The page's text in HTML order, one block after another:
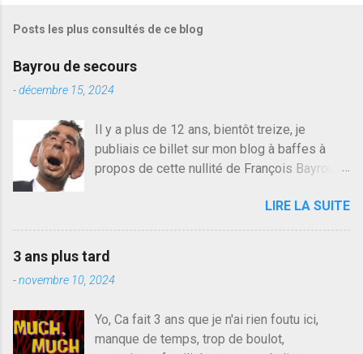
t
e
r
u
m
m
e
n
r
e
Posts les plus consultés de ce blog
Bayrou de secours
-décembre 15, 2024
Il y a plus de 12 ans, bientôt treize, je
publiais ce billet sur mon blog à baffes à
propos de cette nullité de François Bayrou. Il
quelqu'un, je ne parle pas des couples mais
des amis ou des valeurs dans lesquels on
croit. François Bayrou est en passe de
devenir le traite d'une partie de son électorat
et c'est par la presse qu'on l'apprend. On
plus proche de Sarkozy que de Hollande,
sinon il serait candidat du centre de la
LIRE LA SUITE
3 ans plus tard
-novembre 10, 2024
Yo, Ca fait 3 ans que je n'ai rien foutu ici,
manque de temps, trop de boulot,